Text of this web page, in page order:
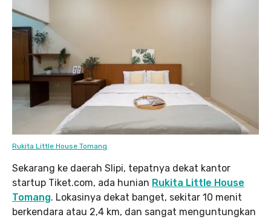
Rukita Little House Tomang
Sekarang ke daerah Slipi, tepatnya dekat kantor
startup Tiket.com, ada hunian Rukita Little House
Tomang. Lokasinya dekat banget, sekitar 10 menit
berkendara atau 2,4 km, dan sangat menguntungkan